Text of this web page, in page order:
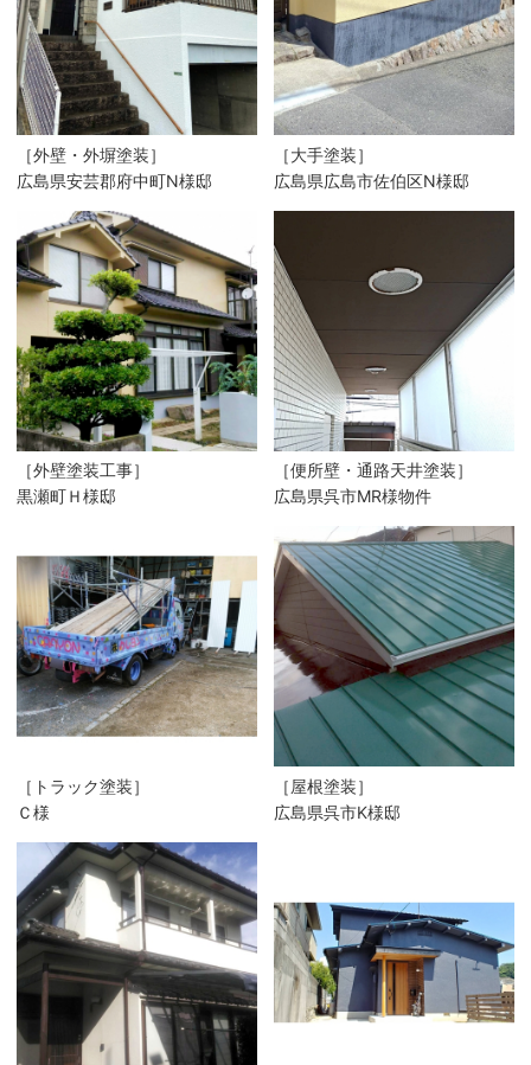
［外壁・外塀塗装］
広島県安芸郡府中町N様邸
［大手塗装］
広島県広島市佐伯区N様邸
［外壁塗装工事］
黒瀬町Ｈ様邸
［便所壁・通路天井塗装］
広島県呉市MR様物件
［トラック塗装］
Ｃ様
［屋根塗装］
広島県呉市K様邸